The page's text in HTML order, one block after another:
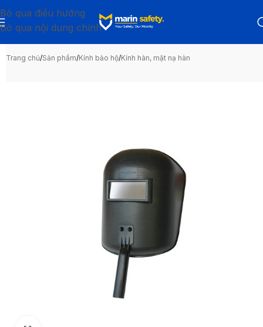
Bỏ qua điều hướng
Bỏ qua nội dung chính
Trang chủ/Sản phẩm/Kính bảo hộ/Kính hàn, mặt nạ hàn